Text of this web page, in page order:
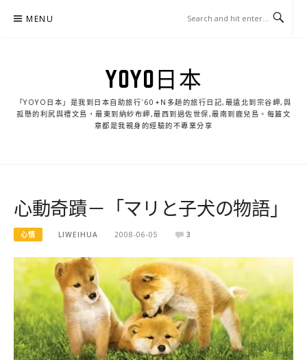
MENU
YOYO日本
「YOYO日本」是我到日本自助旅行ˊ60+N多趟的旅行日記,最遠北到宗谷岬,與
孤懸的利尻與禮文島，最東到納紗布岬,最西到過佐世保,最南到鹿兒島。每篇文
章都是我親身的經驗的不專業分享
心動奇蹟－「マリと子犬の物語」
心情 LIWEIHUA 2008-06-05 3